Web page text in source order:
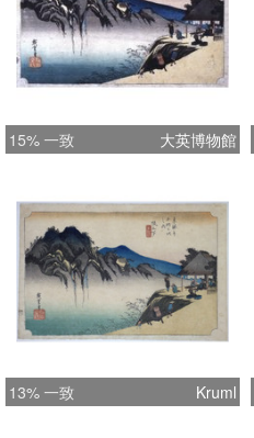
15% 一致 大英博物館
13% 一致 Kruml